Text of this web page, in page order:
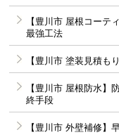
【豊川市 屋根コーテ
最強工法
【豊川市 塗装見積も
【豊川市 屋根防水】
終手段
【豊川市 外壁補修】